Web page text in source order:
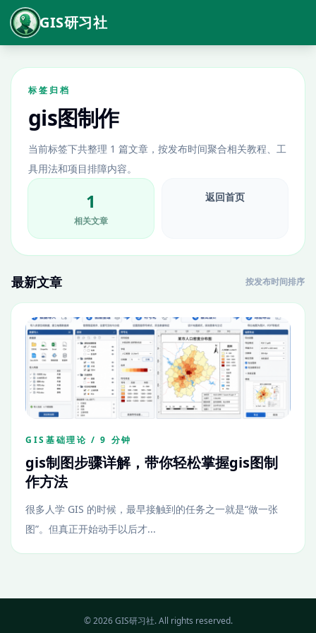
GIS研习社
标签归档
gis图制作
当前标签下共整理 1 篇文章，按发布时间聚合相关教程、工
具用法和项目排障内容。
1
相关文章
返回首页
最新文章 按发布时间排序
GIS基础理论 / 9 分钟
gis制图步骤详解，带你轻松掌握gis图制
作方法
很多人学 GIS 的时候，最早接触到的任务之一就是“做一张
图”。但真正开始动手以后才...
© 2026 GIS研习社. All rights reserved.